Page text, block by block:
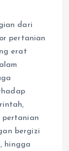
dari
pertanian
erat
pertanian
bergizi
hingga